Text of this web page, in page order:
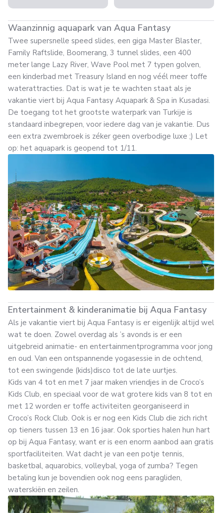
Waanzinnig aquapark van Aqua Fantasy
Twee supersnelle speed slides, een giga Master Blaster,
Family Raftslide, Boomerang, 3 tunnel slides, een 400
meter lange Lazy River, Wave Pool met 7 typen golven,
een kinderbad met Treasury Island en nog véél meer toffe
waterattracties. Dat is wat je te wachten staat als je
vakantie viert bij Aqua Fantasy Aquapark & Spa in Kusadasi.
De toegang tot het grootste waterpark van Turkije is
standaard inbegrepen, voor iedere dag van je vakantie. Dus
een extra zwembroek is zéker geen overbodige luxe ;) Let
op: het aquapark is geopend tot 1/11.
Entertainment & kinderanimatie bij Aqua Fantasy
Als je vakantie viert bij Aqua Fantasy is er eigenlijk altijd wel
wat te doen. Zowel overdag als ’s avonds is er een
uitgebreid animatie- en entertainmentprogramma voor jong
en oud. Van een ontspannende yogasessie in de ochtend,
tot een swingende (kids)disco tot de late uurtjes.
Kids van 4 tot en met 7 jaar maken vriendjes in de Croco’s
Kids Club, en speciaal voor de wat grotere kids van 8 tot en
met 12 worden er toffe activiteiten georganiseerd in
Croco’s Rock Club. Ook is er nog een Kids Club die zich richt
op tieners tussen 13 en 16 jaar. Ook sporties halen hun hart
op bij Aqua Fantasy, want er is een enorm aanbod aan gratis
sportfaciliteiten. Wat dacht je van een potje tennis,
basketbal, aquarobics, volleybal, yoga of zumba? Tegen
betaling kun je bovendien ook nog eens paragliden,
waterskiën en zeilen.